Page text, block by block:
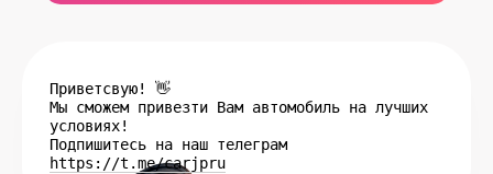
Приветсвую! 👋
Мы сможем привезти Вам автомобиль на лучших
условиях!
Подпишитесь на наш телеграм
https://t.me/carjpru